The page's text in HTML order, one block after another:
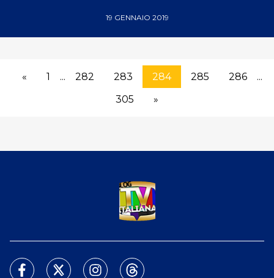
19 GENNAIO 2019
« 1 ... 282 283 284 285 286
...
305
»